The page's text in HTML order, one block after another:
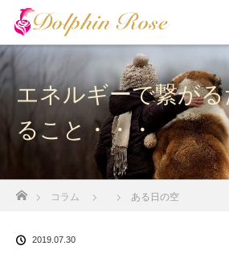
エネルギーで繋が
ること・・・
コラム ある日の空
2019.07.30